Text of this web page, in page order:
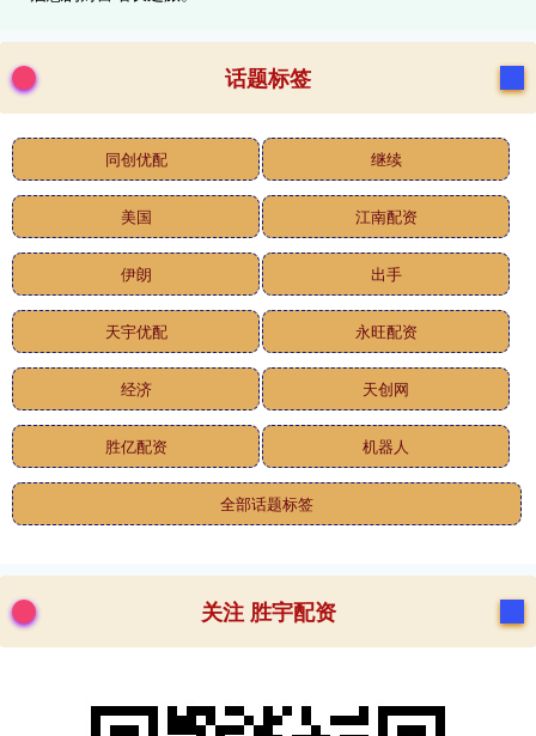
话题标签
同创优配 继续
美国 江南配资
伊朗 出手
天宇优配 永旺配资
经济 天创网
胜亿配资 机器人
全部话题标签
关注 胜宇配资